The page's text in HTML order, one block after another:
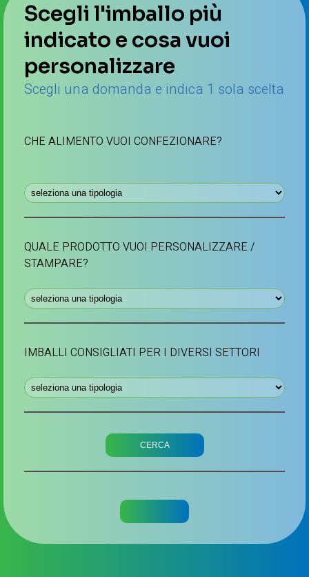
Scegli l'imballo più
indicato e cosa vuoi
personalizzare
Scegli una domanda e indica 1 sola scelta
CHE ALIMENTO VUOI CONFEZIONARE?
QUALE PRODOTTO VUOI PERSONALIZZARE /
STAMPARE?
IMBALLI CONSIGLIATI PER I DIVERSI SETTORI